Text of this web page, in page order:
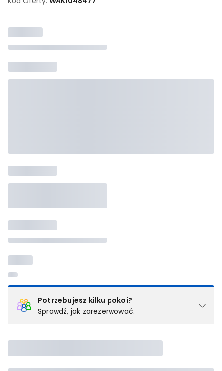
Potrzebujesz kilku pokoi?
Sprawdź, jak zarezerwować.
pokoju (lub apartamencie, willi itd.). Wybierz jedną z ofert z listy
i zarezerwuj ją. Zrób oddzielne rezerwacje dla każdego